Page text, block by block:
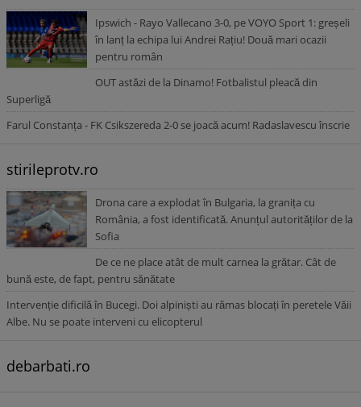
Ipswich - Rayo Vallecano 3-0, pe VOYO Sport 1: greșeli
în lanț la echipa lui Andrei Rațiu! Două mari ocazii
pentru român
OUT astăzi de la Dinamo! Fotbalistul pleacă din
Superligă
Farul Constanța - FK Csikszereda 2-0 se joacă acum! Radaslavescu înscrie
stirileprotv.ro
Drona care a explodat în Bulgaria, la granița cu
România, a fost identificată. Anunțul autorităților de la
Sofia
De ce ne place atât de mult carnea la grătar. Cât de
bună este, de fapt, pentru sănătate
Intervenție dificilă în Bucegi. Doi alpiniști au rămas blocați în peretele Văii
Albe. Nu se poate interveni cu elicopterul
debarbati.ro